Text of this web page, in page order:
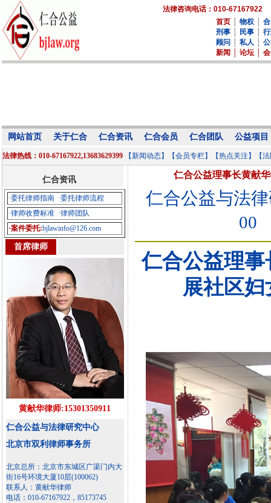
法律咨询电话：010-67167922
首页
物权
刑事
民事
顾问
私人
新闻
论坛
网站首页 关于仁合 仁合资讯 仁合会员 仁合团队 公益项目
法律热线：010-67167922,13683629399 【新闻动态】 【会员专栏】 【热点关注】 【
仁合资讯
·委托律师指南 ·委托律师流程
·律师收费标准 ·律师团队
·案件委托:bjlawinfo@126.com
首席律师
黄献华律师:15301350911
仁合公益与法律研究中心
北京市双利律师事务所
北京总所：北京市东城区广渠门内大
街16号环境大厦10层(100062)
联系人：黄献华律师
电话：010-67167922，85173745
仁合公益理事长黄献
仁合公益与法
00
仁合公益理
展社区